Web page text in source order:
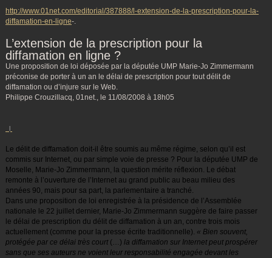
http://www.01net.com/editorial/387888/l-extension-de-la-prescription-pour-la-
diffamation-en-ligne-.
L’extension de la prescription pour la
diffamation en ligne ?
Une proposition de loi déposée par la députée UMP Marie-Jo Zimmermann
préconise de porter à un an le délai de prescription pour tout délit de
diffamation ou d’injure sur le Web.
Philippe Crouzillacq, 01net., le 11/08/2008 à 18h05
l
Le délit de diffamation doit-il être soumis au même régime, selon qu’il est
commis sur Internet, ou par simple voie de presse ? Pour la députée UMP de
Moselle, Marie-Jo Zimmermann, la question mérite réflexion. Le débat
remonte à l’ouverture de l’Internet au grand public au beau milieu des
années 90, mais pour sa part, la parlementaire a tranché.
Dans une proposition de loi enregistrée à la présidence de l’Assemblée
nationale le 22 juillet dernier, Marie-Jo Zimmermann suggère de faire passer
le délai de prescription du délit de diffamation à un an, contre trois mois
actuellement (comme pour la presse écrite traditionnelle). « Bien souvent,
protégée par ce délai très court (…) la diffamation sur Internet peut prospérer
sans que ses auteurs ne voient leur responsabilité engagée devant les